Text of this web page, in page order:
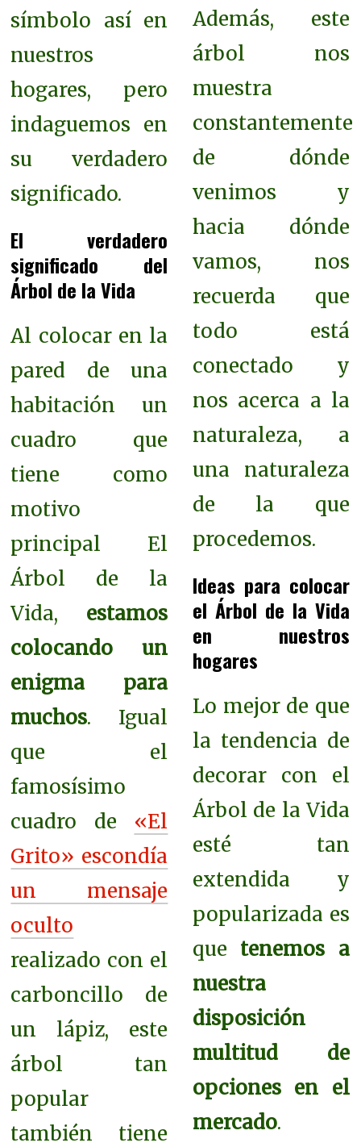
símbolo así en
nuestros
hogares, pero
indaguemos en
su verdadero
significado.
El verdadero
significado del
Árbol de la Vida
Al colocar en la
pared de una
habitación un
cuadro que
tiene como
motivo
principal El
Árbol de la
Vida, estamos
colocando un
enigma para
muchos. Igual
que el
famosísimo
cuadro de «El
Grito» escondía
un mensaje
oculto
realizado con el
carboncillo de
un lápiz, este
árbol tan
popular
también tiene
Además, este
árbol nos
muestra
constantemente
de dónde
venimos y
hacia dónde
vamos, nos
recuerda que
todo está
conectado y
nos acerca a la
naturaleza, a
una naturaleza
de la que
procedemos.
Ideas para colocar
el Árbol de la Vida
en nuestros
hogares
Lo mejor de que
la tendencia de
decorar con el
Árbol de la Vida
esté tan
extendida y
popularizada es
que tenemos a
nuestra
disposición
multitud de
opciones en el
mercado.